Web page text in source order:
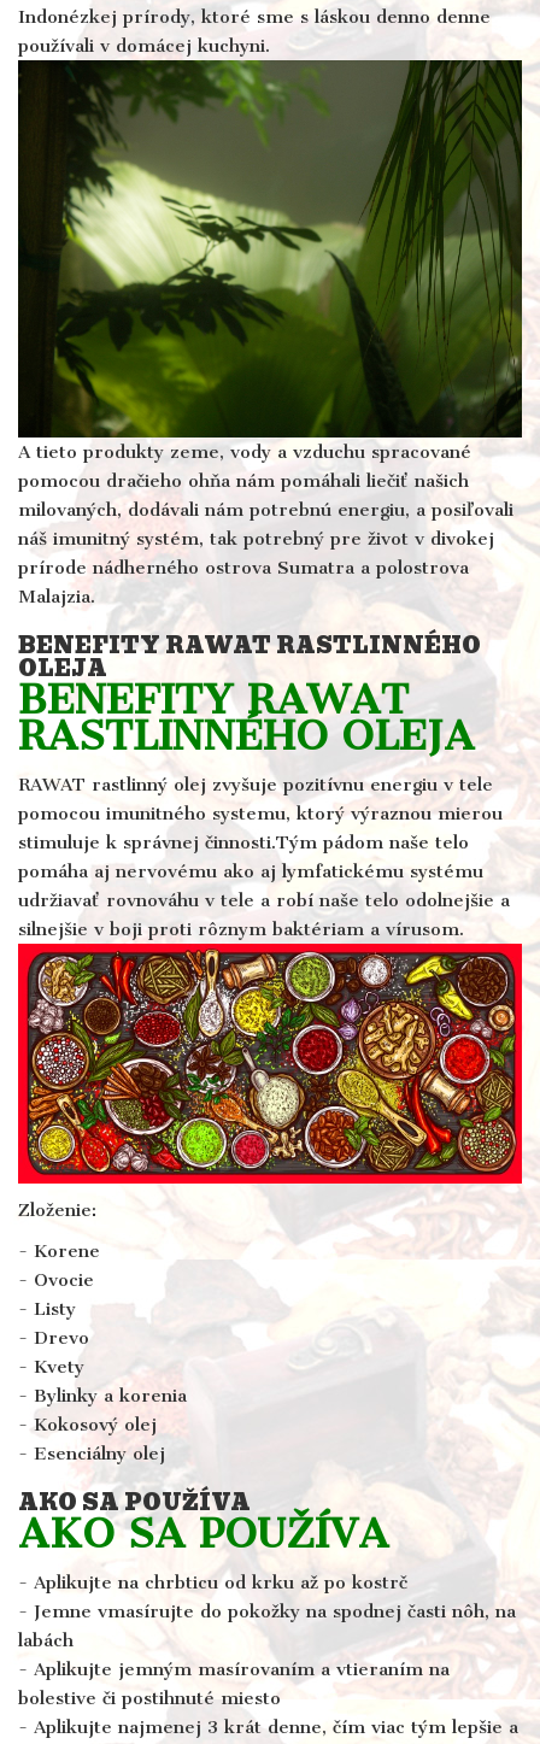
Indonézkej prírody, ktoré sme s láskou denno denne
používali v domácej kuchyni.
A tieto produkty zeme, vody a vzduchu spracované
pomocou dračieho ohňa nám pomáhali liečiť našich
milovaných, dodávali nám potrebnú energiu, a posiľovali
náš imunitný systém, tak potrebný pre život v divokej
prírode nádherného ostrova Sumatra a polostrova
Malajzia.
BENEFITY RAWAT RASTLINNÉHO
OLEJA
BENEFITY RAWAT
RASTLINNÉHO OLEJA
RAWAT rastlinný olej zvyšuje pozitívnu energiu v tele
pomocou imunitného systemu, ktorý výraznou mierou
stimuluje k správnej činnosti.Tým pádom naše telo
pomáha aj nervovému ako aj lymfatickému systému
udržiavať rovnováhu v tele a robí naše telo odolnejšie a
silnejšie v boji proti rôznym baktériam a vírusom.
Zloženie:
- Korene
- Ovocie
- Listy
- Drevo
- Kvety
- Bylinky a korenia
- Kokosový olej
- Esenciálny olej
AKO SA POUŽÍVA
AKO SA POUŽÍVA
- Aplikujte na chrbticu od krku až po kostrč
- Jemne vmasírujte do pokožky na spodnej časti nôh, na
labách
- Aplikujte jemným masírovaním a vtieraním na
bolestive či postihnuté miesto
- Aplikujte najmenej 3 krát denne, čím viac tým lepšie a